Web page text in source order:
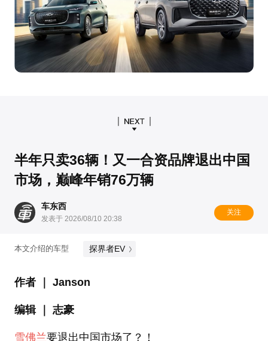
半年只卖36辆！又一合资品牌退出中国
市场，巅峰年销76万辆
车东西
发表于 2026/08/10 20:38
关注
本文介绍的车型 探界者EV
作者 ｜ Janson
编辑 ｜ 志豪
雪佛兰要退出中国市场了？！